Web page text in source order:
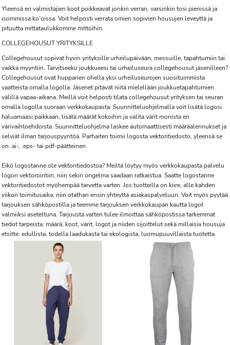
Yleensä eri valmistajien koot poikkeavat jonkin verran, varsinkin tosi pienissä ja
isommissa ko’oissa. Voit helposti verrata omien sopivien housujen leveyttä ja
pituutta mittataulukkomme mittoihin.
COLLEGEHOUSUT YRITYKSILLE
Collegehousut sopivat hyvin yrityksille urheilupäivään, messuille, tapahtumiin tai
vaikka myyntiin. Tarvitseeko joukkueesi tai urheiluseura collegehousut jäsenilleen?
Collegehousut ovat hupparien ohella yksi urheiluseurojen suosituimmista
vaatteista omalla logolla. Jäsenet pitävät niitä mielellään joukkuetapahtumien
välillä vapaa-aikana. Meillä voit helposti tilata collegehousut yrityksen tai seuran
omalla logolla suoraan verkkokaupasta: Suunnitteluohjelmalla voit lisätä logosi
haluamaasi paikkaan, lisätä määrät kokoihin ja valita värit monista eri
värivaihtoehdoista. Suunnitteluohjelma laskee automaattisesti määräalennukset ja
selviät ilman tarjouspyyntöä. Parhaiten toimii logosta vektoritiedosto, yleensä se
on .ai-, .eps- tai pdf-päätteinen.
Eikö logostanne ole vektoritiedostoa? Meiltä löytyy myös verkkokaupasta palvelu
logon vektorointiin, niin sekin ongelma saadaan ratkaistua. Saatte logostanne
vektoritiedostot myöhempää tarvetta varten. Jos tuotteilla on kiire, alle kahden
viikon toimitusaika, niin otathan ensin yhteyttä asiakaspalveluun. Voit myös pyytää
tarjouksen sähköpostilla ja teemme tarjouksen verkkokaupan kautta logot
valmiiksi aseteltuna. Tarjousta varten tulee ilmoittaa sähköpostissa tarkemmat
tiedot tarpeista: määrä, koot, värit, logot ja niiden sijoittelut sekä millaisia housuja
etsitte: edullista, todella laadukasta tai ekologista, luomupuuvillaista tuotetta.